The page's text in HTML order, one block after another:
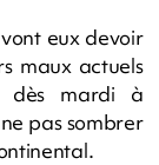
eux devoir
maux actuels
dès mardi à
pas sombrer